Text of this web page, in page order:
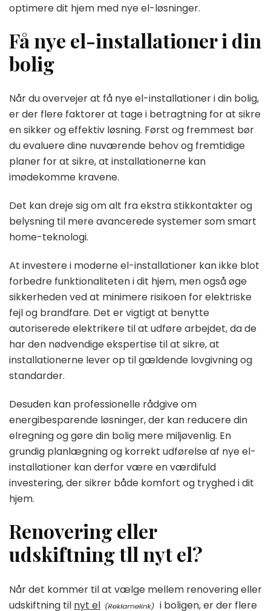
optimere dit hjem med nye el-løsninger.
Få nye el-installationer i din
bolig
Når du overvejer at få nye el-installationer i din bolig,
er der flere faktorer at tage i betragtning for at sikre
en sikker og effektiv løsning. Først og fremmest bør
du evaluere dine nuværende behov og fremtidige
planer for at sikre, at installationerne kan
imødekomme kravene.
Det kan dreje sig om alt fra ekstra stikkontakter og
belysning til mere avancerede systemer som smart
home-teknologi.
At investere i moderne el-installationer kan ikke blot
forbedre funktionaliteten i dit hjem, men også øge
sikkerheden ved at minimere risikoen for elektriske
fejl og brandfare. Det er vigtigt at benytte
autoriserede elektrikere til at udføre arbejdet, da de
har den nødvendige ekspertise til at sikre, at
installationerne lever op til gældende lovgivning og
standarder.
Desuden kan professionelle rådgive om
energibesparende løsninger, der kan reducere din
elregning og gøre din bolig mere miljøvenlig. En
grundig planlægning og korrekt udførelse af nye el-
installationer kan derfor være en værdifuld
investering, der sikrer både komfort og tryghed i dit
hjem.
Renovering eller
udskiftning tll nyt el?
Når det kommer til at vælge mellem renovering eller
udskiftning til nyt el i boligen, er der flere